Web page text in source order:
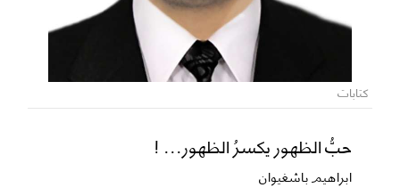
كتابات
حبُّ الظهور يكسرُ الظهور... !
ابراهيم باشغيوان